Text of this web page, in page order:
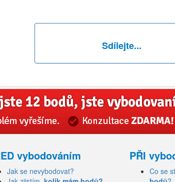
Sdílejte...
vybodováním
Jak se nevybodovat?
PŘI
Co se